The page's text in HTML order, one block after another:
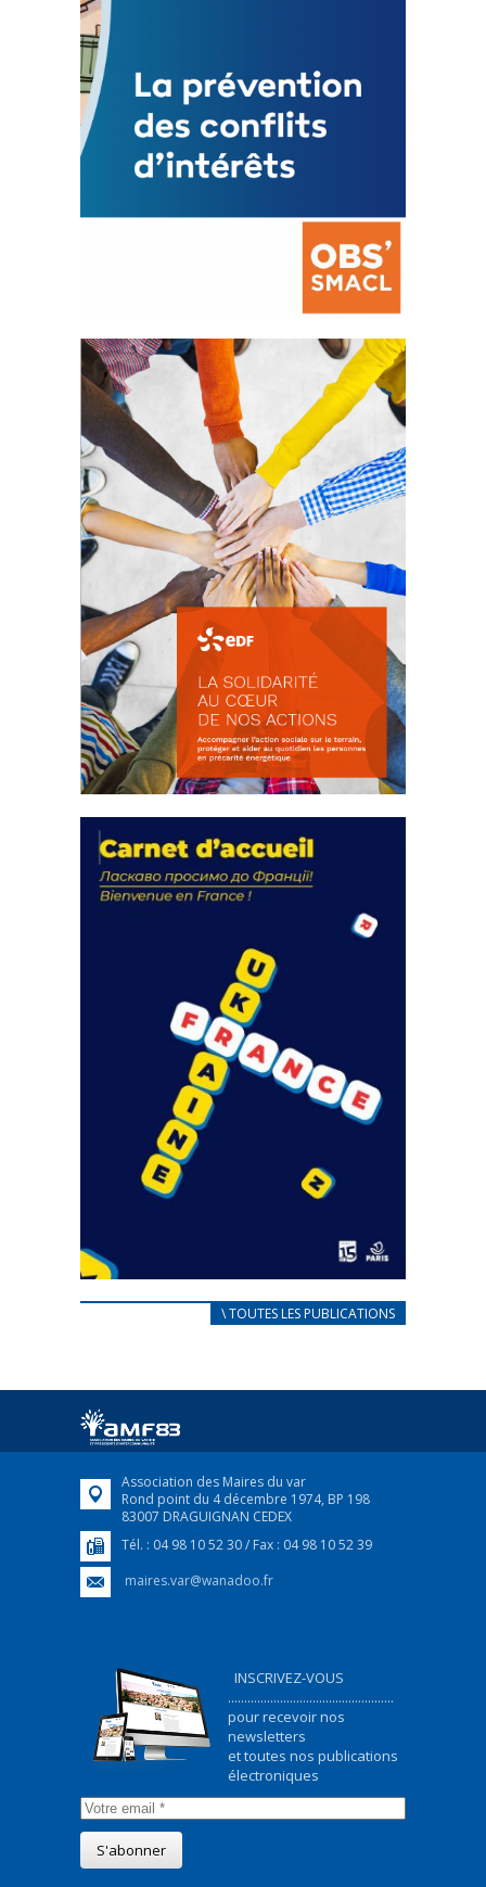
FEUILLETER
La prévention des conflits
d’intérêts
18 septembre 2023
FEUILLETER
actions
18 septembre 2023
FEUILLETER
CARNET D’ACCUEIL
Afin d’accompagner au mieux les réfugiés
FEUILLETER
\ TOUTES LES PUBLICATIONS
Association des Maires du var
Rond point du 4 décembre 1974, BP 198
83007 DRAGUIGNAN CEDEX
Tél. : 04 98 10 52 30 / Fax : 04 98 10 52 39
maires.var@wanadoo.fr
INSCRIVEZ-VOUS
...................................................
pour recevoir nos
newsletters
et toutes nos publications
électroniques